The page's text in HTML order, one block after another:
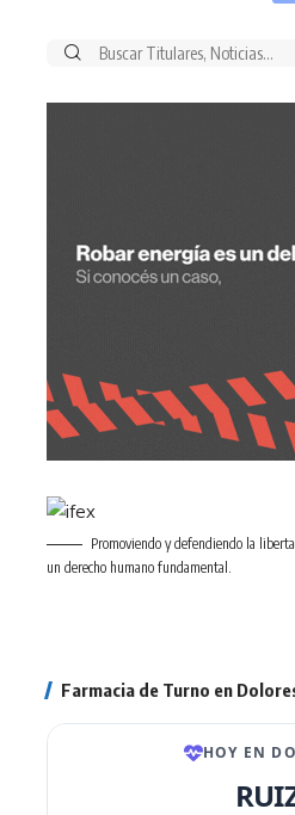
Buscar
Promoviendo y defendiendo la
un derecho humano fundamental.
Farmacia de Turno en